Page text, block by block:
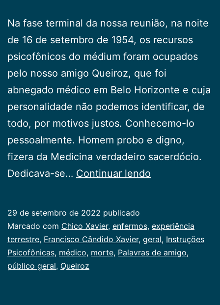
Na fase terminal da nossa reunião, na noite
de 16 de setembro de 1954, os recursos
psicofônicos do médium foram ocupados
pelo nosso amigo Queiroz, que foi
abnegado médico em Belo Horizonte e cuja
personalidade não podemos identificar, de
todo, por motivos justos. Conhecemo-lo
pessoalmente. Homem probo e digno,
fizera da Medicina verdadeiro sacerdócio.
Dedicava-se… Continuar lendo
29 de setembro de 2022 publicado
Categorizado
como
Publicogeral
Marcado com Chico Xavier, enfermos, experiência
terrestre, Francisco Cândido Xavier, geral, Instruções
Psicofônicas, médico, morte, Palavras de amigo,
público geral, Queiroz